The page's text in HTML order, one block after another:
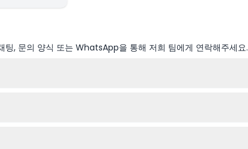
, 문의 양식 또는 WhatsApp을 통해 저희 팀에게 연락해주세요.
인해 주세요).